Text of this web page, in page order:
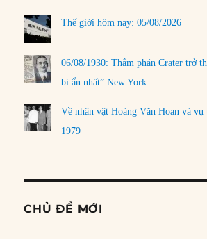
Thế giới hôm nay: 05/08/2026
06/08/1930: Thẩm phán Crater trở
bí ẩn nhất” New York
Về nhân vật Hoàng Văn Hoan và vụ
1979
CHỦ ĐỀ MỚI